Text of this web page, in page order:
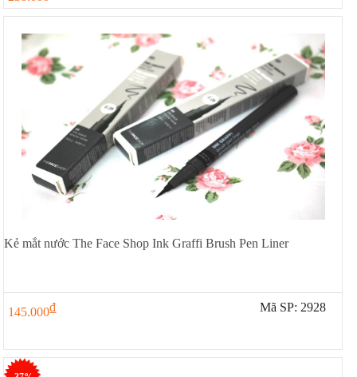
Kẻ mắt nước The Face Shop Ink Graffi Brush Pen Liner
145.000đ Mã SP: 2928